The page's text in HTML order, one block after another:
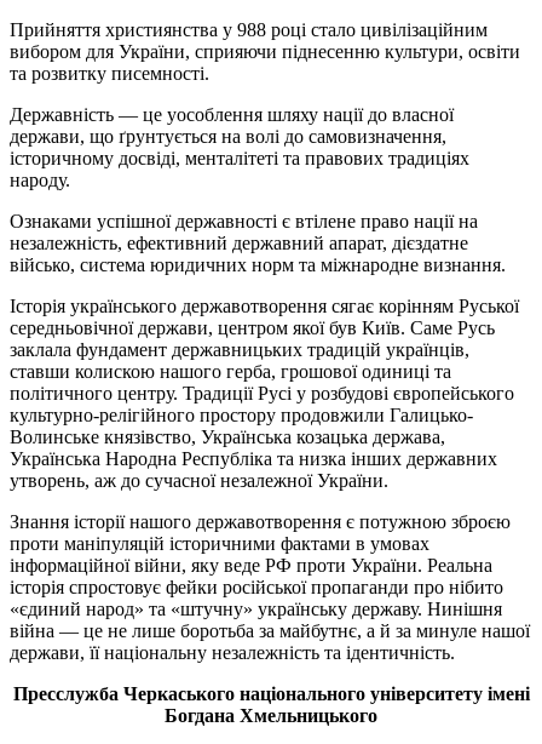
Прийняття християнства у 988 році стало цивілізаційним
вибором для України, сприяючи піднесенню культури, освіти
та розвитку писемності.
Державність — це уособлення шляху нації до власної
держави, що ґрунтується на волі до самовизначення,
історичному досвіді, менталітеті та правових традиціях
народу.
Ознаками успішної державності є втілене право нації на
незалежність, ефективний державний апарат, дієздатне
військо, система юридичних норм та міжнародне визнання.
Історія українського державотворення сягає корінням Руської
середньовічної держави, центром якої був Київ. Саме Русь
заклала фундамент державницьких традицій українців,
ставши колискою нашого герба, грошової одиниці та
політичного центру. Традиції Русі у розбудові європейського
культурно-релігійного простору продовжили Галицько-
Волинське князівство, Українська козацька держава,
Українська Народна Республіка та низка інших державних
утворень, аж до сучасної незалежної України.
Знання історії нашого державотворення є потужною зброєю
проти маніпуляцій історичними фактами в умовах
інформаційної війни, яку веде РФ проти України. Реальна
історія спростовує фейки російської пропаганди про нібито
«єдиний народ» та «штучну» українську державу. Нинішня
війна — це не лише боротьба за майбутнє, а й за минуле нашої
держави, її національну незалежність та ідентичність.
Пресcлужба Черкаського національного університету імені
Богдана Хмельницького